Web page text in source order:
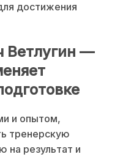
достижения
Ветлугин —
и опытом,
тренерскую
на результат и